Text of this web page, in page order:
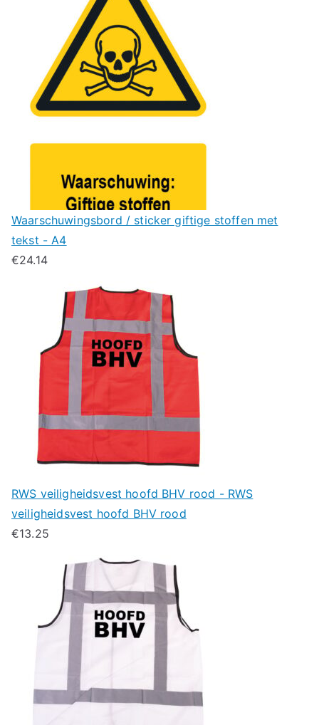
Waarschuwingsbord / sticker giftige stoffen met
tekst - A4
€24.14
RWS veiligheidsvest hoofd BHV rood - RWS
veiligheidsvest hoofd BHV rood
€13.25